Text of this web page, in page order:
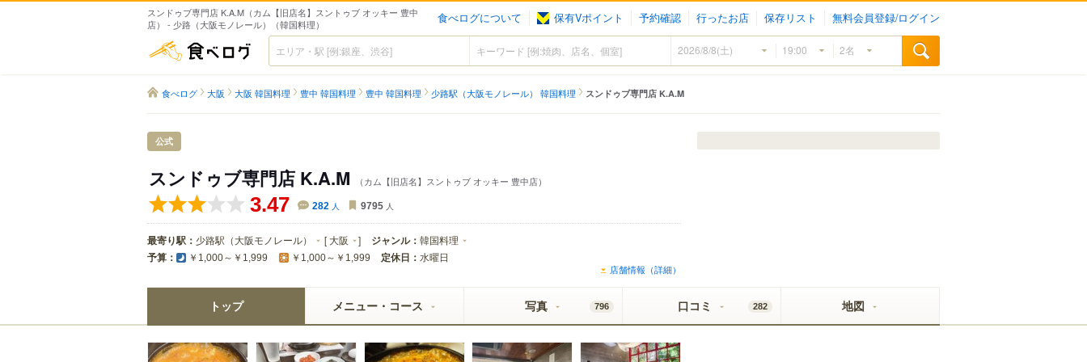
スンドゥブ専門店 K.A.M（カム【旧店名】スントゥブ オッキー 豊中
店） - 少路（大阪モノレール）（韓国料理）
食べログについて 保有Vポイント 予約確認 行ったお店 保存リスト 無料会員登録/ログイン
食べログ
食べログ 大阪 大阪 韓国料理 豊中 韓国料理 豊中 韓国料理 少路駅（大阪モノレール） 韓国料理 スンドゥブ専門店 K.A.M
公式
スンドゥブ専門店 K.A.M （カム【旧店名】スントゥブ オッキー 豊中店）
3.47 282 人 9795 人
最寄り駅： 少路駅（大阪モノレール） [ 大阪 ] ジャンル： 韓国料理
予算： ￥1,000～￥1,999 ￥1,000～￥1,999 定休日： 水曜日
店舗情報（詳細）
トップ メニュー・コース 写真 796 口コミ 282 地図